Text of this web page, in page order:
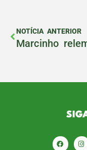
NOTÍCIA ANTERIOR